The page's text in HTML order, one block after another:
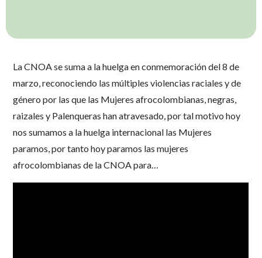
La CNOA se suma a la huelga en conmemoración del 8 de
marzo, reconociendo las múltiples violencias raciales y de
género por las que las Mujeres afrocolombianas, negras,
raizales y Palenqueras han atravesado, por tal motivo hoy
nos sumamos a la huelga internacional las Mujeres
paramos, por tanto hoy paramos las mujeres
afrocolombianas de la CNOA para…